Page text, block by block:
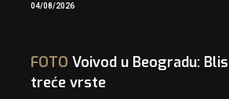
04/08/2026
FOTO Voivod u Beogradu:
treće vrste